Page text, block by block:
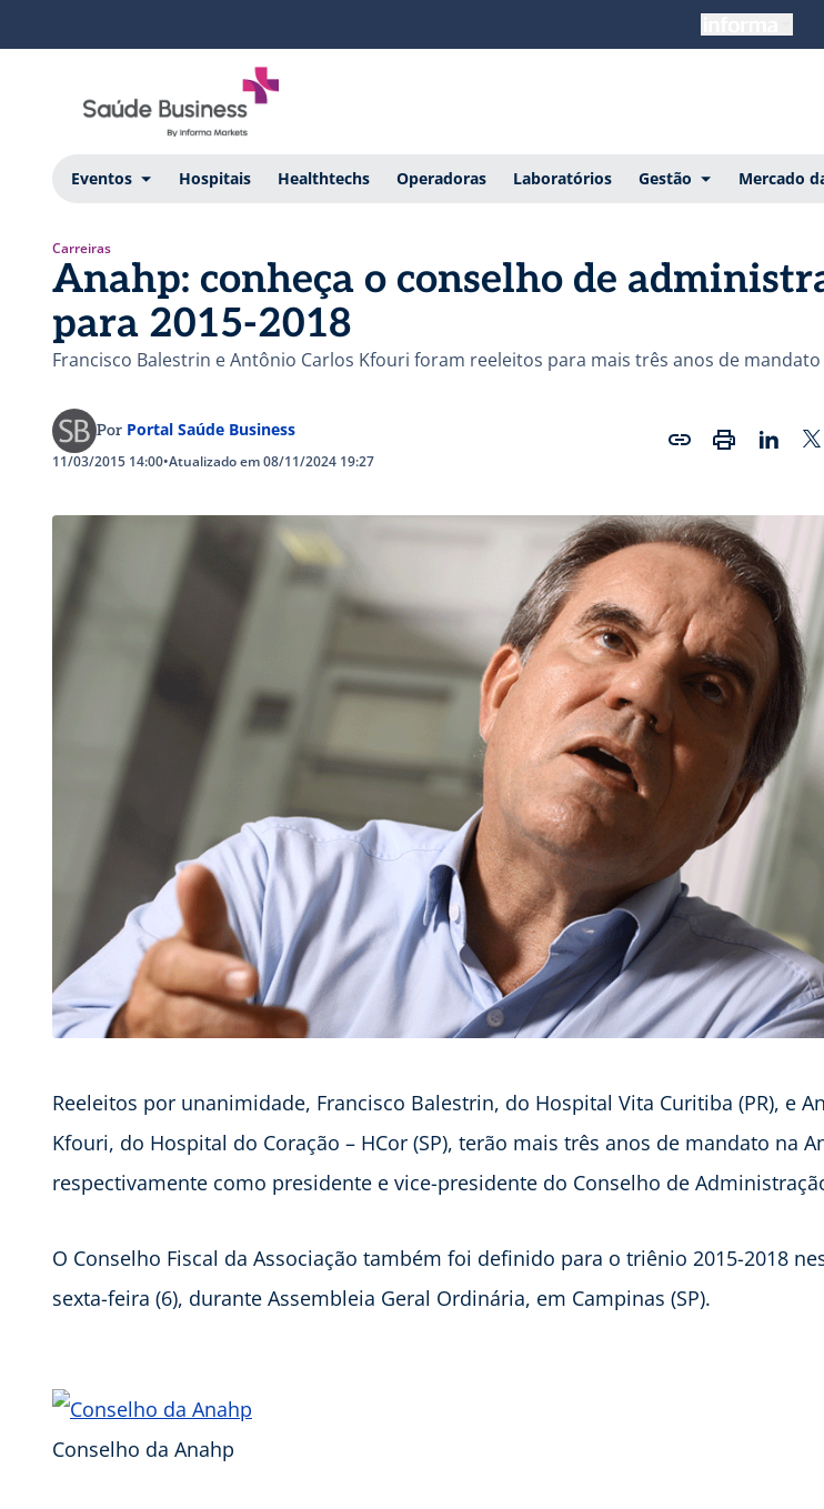
Eventos Hospitais Healthtechs Operadoras Laboratórios Gestão Mercado
Carreiras
Anahp: conheça o conselho de
para 2015-2018
Francisco Balestrin e Antônio Carlos Kfouri foram reeleitos para mais três anos de mandato
Por Portal Saúde Business
11/03/2015 14:00•Atualizado em 08/11/2024 19:27
Reeleitos por unanimidade, Francisco Balestrin, do Hospital Vita Curitiba (PR), e
Kfouri, do Hospital do Coração – HCor (SP), terão mais três anos de mandato na
respectivamente como presidente e vice-presidente do Conselho de
O Conselho Fiscal da Associação também foi definido para o triênio 2015-2018
sexta-feira (6), durante Assembleia Geral Ordinária, em Campinas (SP).
Conselho da Anahp